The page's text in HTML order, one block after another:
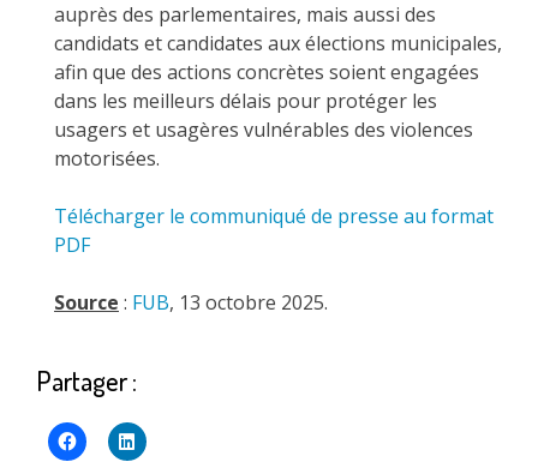
auprès des parlementaires, mais aussi des
candidats et candidates aux élections municipales,
afin que des actions concrètes soient engagées
dans les meilleurs délais pour protéger les
usagers et usagères vulnérables des violences
motorisées.
Télécharger le communiqué de presse au format
PDF
Source : FUB, 13 octobre 2025.
Partager :